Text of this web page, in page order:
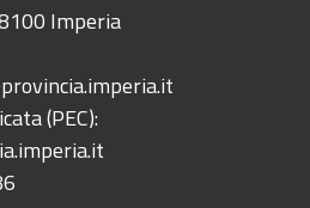
Imperia
(PEC):